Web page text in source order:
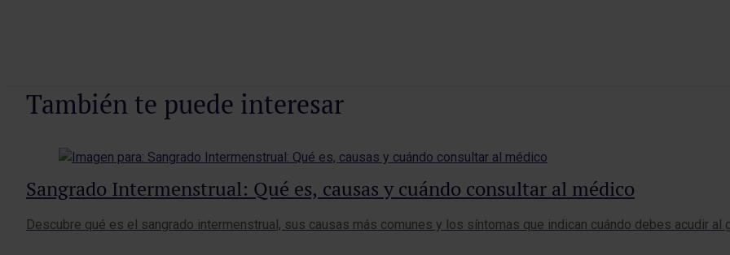
También te puede interesar
Sangrado Intermenstrual: Qué es, causas y cuándo consultar al médico
Descubre qué es el sangrado intermenstrual, sus causas más comunes y los síntomas que indican cuándo debes acudir al